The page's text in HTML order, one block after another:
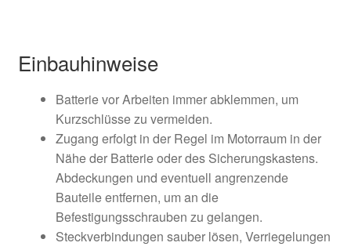
Einbauhinweise
Batterie vor Arbeiten immer abklemmen, um
Kurzschlüsse zu vermeiden.
Zugang erfolgt in der Regel im Motorraum in der
Nähe der Batterie oder des Sicherungskastens.
Abdeckungen und eventuell angrenzende
Bauteile entfernen, um an die
Befestigungsschrauben zu gelangen.
Steckverbindungen sauber lösen, Verriegelungen